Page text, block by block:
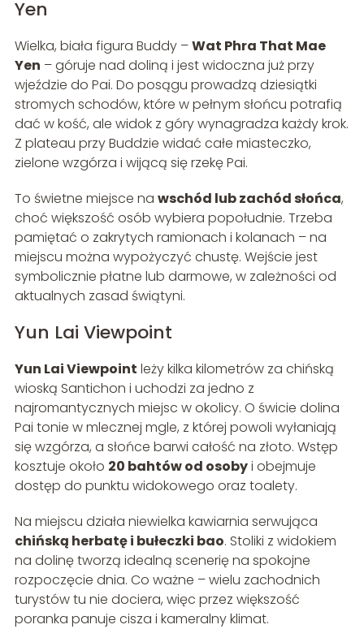
Yen
Wielka, biała figura Buddy –Wat Phra That Mae
Yen – góruje nad doliną i jest widoczna już przy
wjeździe do Pai. Do posągu prowadzą dziesiątki
stromych schodów, które w pełnym słońcu potrafią
dać w kość, ale widok z góry wynagradza każdy krok.
Z plateau przy Buddzie widać całe miasteczko,
zielone wzgórza i wijącą się rzekę Pai.
To świetne miejsce na wschód lub zachód słońca,
choć większość osób wybiera popołudnie. Trzeba
pamiętać o zakrytych ramionach i kolanach – na
miejscu można wypożyczyć chustę. Wejście jest
symbolicznie płatne lub darmowe, w zależności od
aktualnych zasad świątyni.
Yun Lai Viewpoint
Yun Lai Viewpoint leży kilka kilometrów za chińską
wioską Santichon i uchodzi za jedno z
najromantycznych miejsc w okolicy. O świcie dolina
Pai tonie w mlecznej mgle, z której powoli wyłaniają
się wzgórza, a słońce barwi całość na złoto. Wstęp
kosztuje około 20 bahtów od osobyi obejmuje
dostęp do punktu widokowego oraz toalety.
Na miejscu działa niewielka kawiarnia serwująca
chińską herbatę i bułeczki bao. Stoliki z widokiem
na dolinę tworzą idealną scenerię na spokojne
rozpoczęcie dnia. Co ważne – wielu zachodnich
turystów tu nie dociera, więc przez większość
poranka panuje cisza i kameralny klimat.